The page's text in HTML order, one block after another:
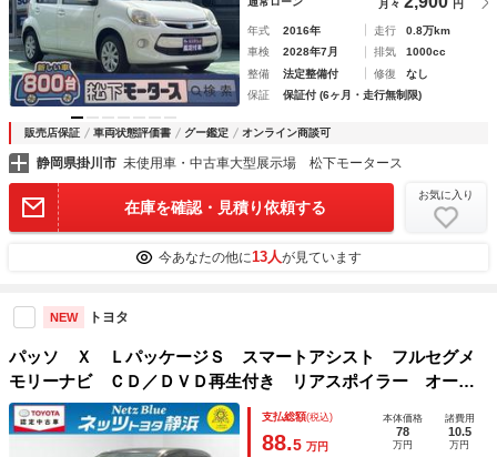
月々 円
年式 2016年 走行
0.8万km
車検
2028年7月 排気
1000cc
整備
法定整備付 修復
なし
保証
保証付 (6ヶ月・走行無制限)
販売店保証 車両状態評価書 グー鑑定 オンライン商談可
静岡県掛川市 未使用車・中古車大型展示場 松下モータース
在庫を確認・見積り依頼する
お気に入り
今あなたの他に13人が見ています
NEW トヨタ
パッソ Ｘ ＬパッケージＳ スマートアシスト フルセグメ
モリーナビ ＣＤ／ＤＶＤ再生付き リアスポイラー オート
エアコン ＥＴＣ スマートキー ハロゲンライト シート素
材モケット ベンチシート パワステ パワーウィンドウ
支払総額(税込)
88.5 万円
本体価格
78
万円
諸費用
10.5
万円